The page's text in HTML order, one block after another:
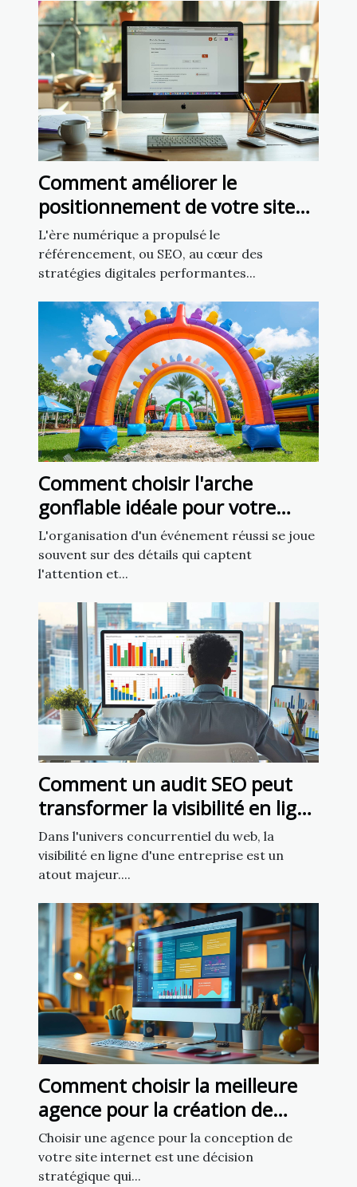
Comment améliorer le
positionnement de votre site
grâce aux techniques SEO
avancées
L'ère numérique a propulsé le
référencement, ou SEO, au cœur des
stratégies digitales performantes...
Comment choisir l'arche
gonflable idéale pour votre
prochain événement ?
L'organisation d'un événement réussi se joue
souvent sur des détails qui captent
l'attention et...
Comment un audit SEO peut
transformer la visibilité en ligne
de votre entreprise
Dans l'univers concurrentiel du web, la
visibilité en ligne d'une entreprise est un
atout majeur....
Comment choisir la meilleure
agence pour la création de
votre site internet
Choisir une agence pour la conception de
votre site internet est une décision
stratégique qui...